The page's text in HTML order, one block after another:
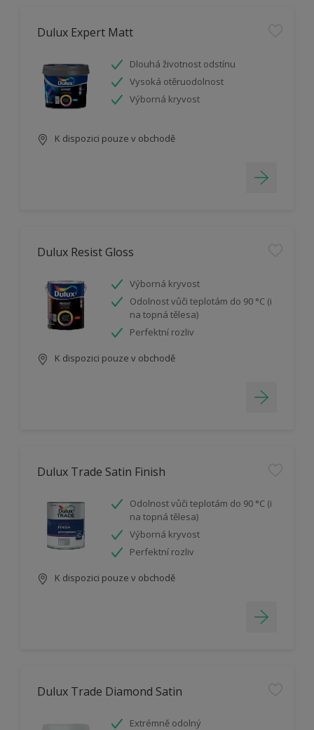
Dulux Expert Matt
Dlouhá životnost odstínu
Vysoká otěruodolnost
Výborná kryvost
K dispozici pouze v obchodě
Dulux Resist Gloss
Výborná kryvost
Odolnost vůči teplotám do 90 °C (i
na topná tělesa)
Perfektní rozliv
K dispozici pouze v obchodě
Dulux Trade Satin Finish
Odolnost vůči teplotám do 90 °C (i
na topná tělesa)
Výborná kryvost
Perfektní rozliv
K dispozici pouze v obchodě
Dulux Trade Diamond Satin
Extrémně odolný